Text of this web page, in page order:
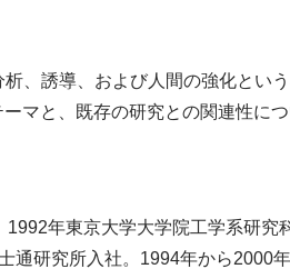
、誘導、および人間の強化とい
マと、既存の研究との関連性につ
年東京大学大学院工学系研究
通研究所入社。1994年から2000